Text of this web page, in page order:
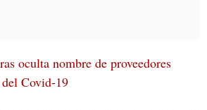
oculta nombre de proveedores
Covid-19